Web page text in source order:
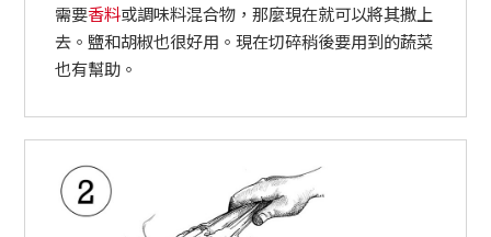
需要香料或調味料混合物，那麼現在就可以將其撒上
去。鹽和胡椒也很好用。現在切碎稍後要用到的蔬菜
也有幫助。